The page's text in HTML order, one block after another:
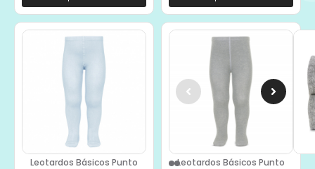
Leotardos Básicos Punto
Leotardos Básicos Punto